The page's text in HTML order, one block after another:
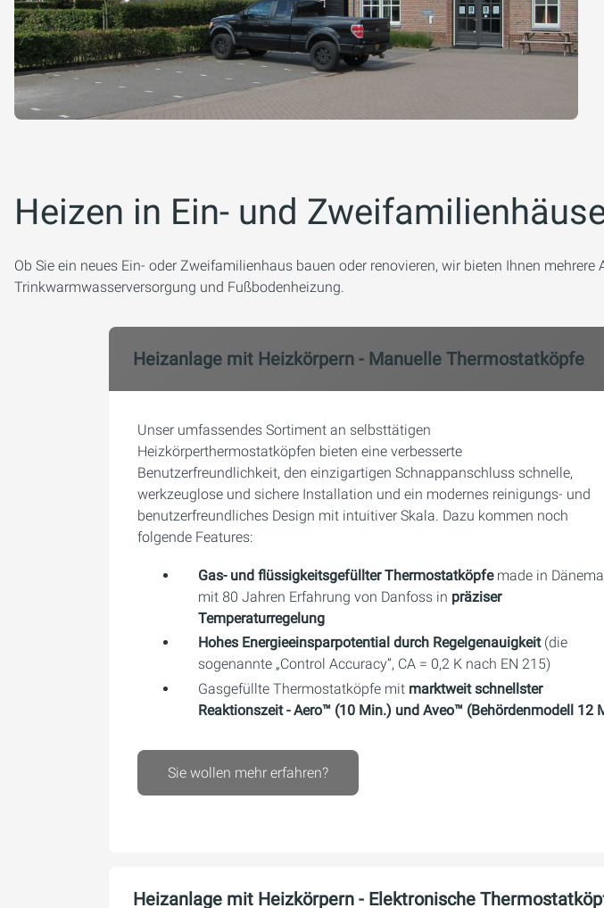
Heizen in Ein- und
Ob Sie ein neues Ein- oder Zweifamilienhaus bauen oder renovieren, wir bieten Ihnen
Trinkwarmwasserversorgung und Fußbodenheizung.
Heizanlage mit Heizkörpern - Manuelle Thermostatköpfe
Unser umfassendes Sortiment an selbsttätigen
Heizkörperthermostatköpfen bieten eine verbesserte
Benutzerfreundlichkeit, den einzigartigen Schnappanschluss schnelle,
werkzeuglose und sichere Installation und ein modernes reinigungs- und
benutzerfreundliches Design mit intuitiver Skala. Dazu kommen noch
folgende Features:
Gas- und flüssigkeitsgefüllter Thermostatköpfemade in
mit 80 Jahren Erfahrung von Danfoss in präziser
Temperaturregelung
Hohes Energieeinsparpotential durch Regelgenauigkeit(die
sogenannte „Control Accuracy“, CA = 0,2 K nach EN 215)
Gasgefüllte Thermostatköpfe mit marktweit schnellster
Reaktionszeit - Aero™ (10 Min.) und Aveo™ (Behördenmodell 12
Sie wollen mehr erfahren?
Heizanlage mit Heizkörpern - Elektronische